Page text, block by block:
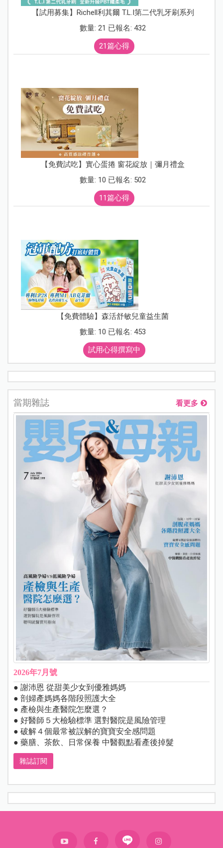
【試用募集】Richell利其爾 T.L.I第二代乳牙刷系列
數量: 21 已報名: 432
21篇心得
【免費試吃】實心蛋捲 窗花綻放｜彌月禮盒
數量: 10 已報名: 502
11篇心得
【免費體驗】森活舒敏兒童益生菌
數量: 10 已報名: 453
試用心得撰寫中
當期雜誌 看更多
2026年7月號
● 謝沛恩 從甜美少女到優雅媽媽
● 剖婦產媽媽各階段照護大全
● 產檢與生產醫院怎麼選？
● 好醫師５大檢驗標準 選對醫院是風險管理
● 破解４個最常被誤解的寶寶安全感問題
● 藥膳、茶飲、日常保養 中醫觀點看產後掉髮
雜誌訂閱